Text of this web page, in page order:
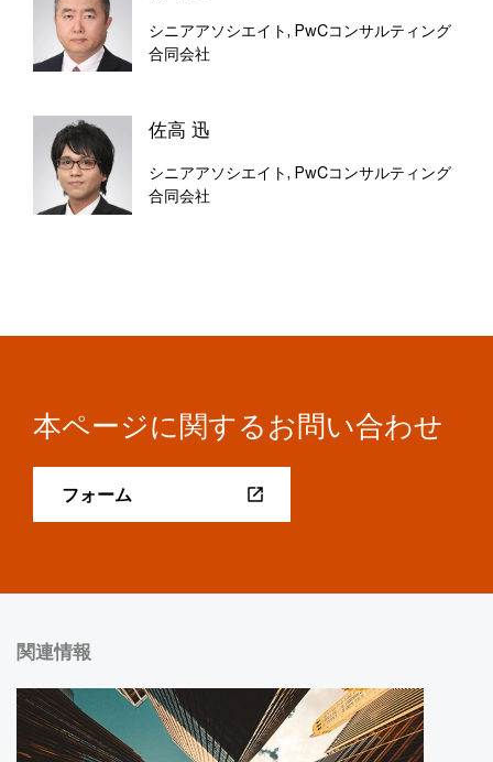
シニアアソシエイト, PwCコンサルティング
合同会社
佐高 迅
シニアアソシエイト, PwCコンサルティング
合同会社
本ページに関するお問い合わせ
フォーム
関連情報